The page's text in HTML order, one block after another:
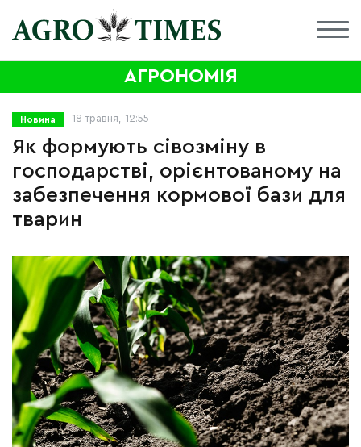
АГРОНОМІЯ
Новина 18 травня, 12:55
Як формують сівозміну в
господарстві, орієнтованому на
забезпечення кормової бази для
тварин